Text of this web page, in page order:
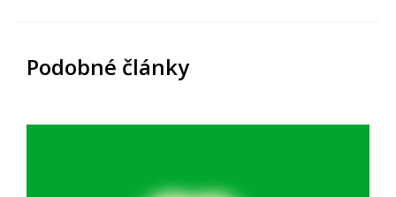
Podobné články